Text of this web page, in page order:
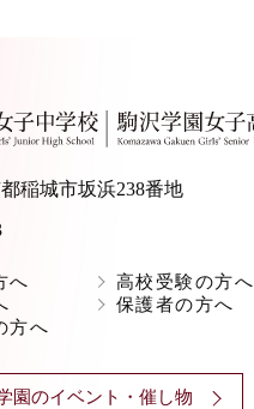
稲城市坂浜238番地
へ
高校受験の方へ
保護者の方へ
方へ
園のイベント・催し物